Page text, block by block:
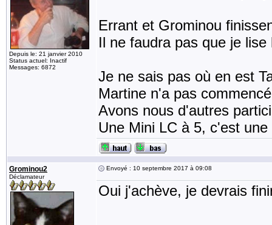
Depuis le: 21 janvier 2010
Status actuel: Inactif
Messages: 6872
Errant et Grominou
Il ne faudra pas que je
Je ne sais pas où en est
Martine n'a pas
Avons nous d'autres
Une Mini LC à 5, c'est
Grominou2
Déclamateur
Envoyé : 10 septembre 2017 à 09:08
Oui j'achève, je devrais